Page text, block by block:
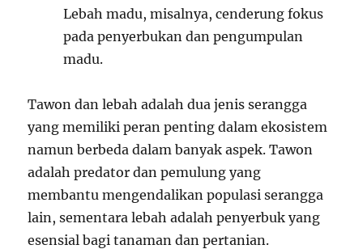
Lebah madu, misalnya, cenderung fokus
pada penyerbukan dan pengumpulan
madu.
Tawon dan lebah adalah dua jenis serangga
yang memiliki peran penting dalam ekosistem
namun berbeda dalam banyak aspek. Tawon
adalah predator dan pemulung yang
membantu mengendalikan populasi serangga
lain, sementara lebah adalah penyerbuk yang
esensial bagi tanaman dan pertanian.